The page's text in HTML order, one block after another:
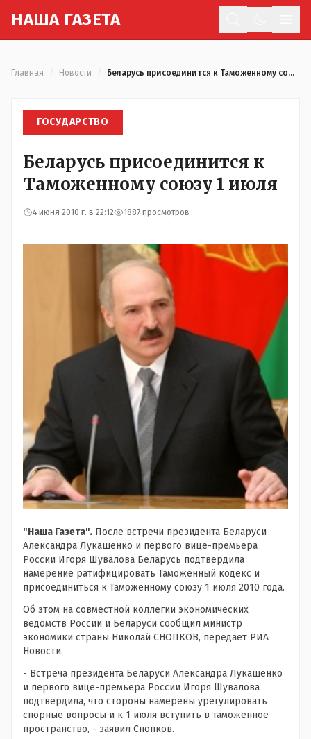
НАША ГАЗЕТА
Главная Новости Беларусь присоединится к Таможенному союзу 1 июля
ГОСУДАРСТВО
Беларусь присоединится к
Таможенному союзу 1 июля
4 июня 2010 г. в 22:12 1887 просмотров
"Наша Газета". После встречи президента Беларуси
Александра Лукашенко и первого вице-премьера
России Игоря Шувалова Беларусь подтвердила
намерение ратифицировать Таможенный кодекс и
присоединиться к Таможенному союзу 1 июля 2010 года.
Об этом на совместной коллегии экономических
ведомств России и Беларуси сообщил министр
экономики страны Николай СНОПКОВ, передает РИА
Новости.
- Встреча президента Беларуси Александра Лукашенко
и первого вице-премьера России Игоря Шувалова
подтвердила, что стороны намерены урегулировать
спорные вопросы и к 1 июля вступить в таможенное
пространство, - заявил Снопков.